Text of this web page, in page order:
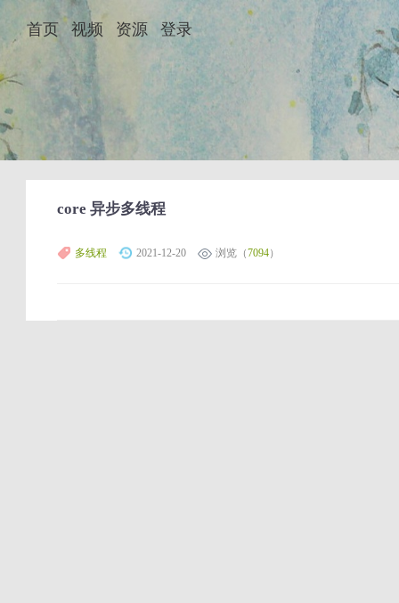
首页 视频 资源 登录
core 异步多线程
多线程 2021-12-20 浏览（7094）